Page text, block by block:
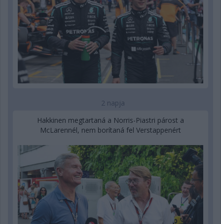
2 napja
Hakkinen megtartaná a Norris-Piastri párost a
McLarennél, nem borítaná fel Verstappenért